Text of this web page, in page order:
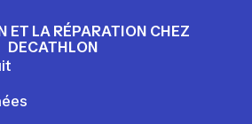
ET LA RÉPARATION CHEZ
DECATHLON